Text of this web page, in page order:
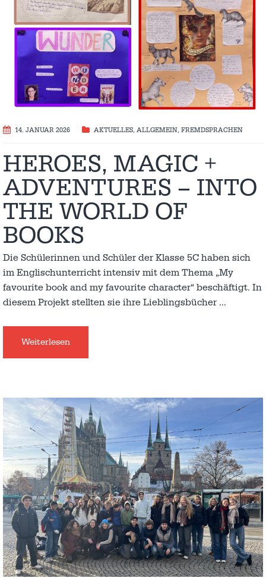
14. JANUAR 2026 AKTUELLES, ALLGEMEIN, FREMDSPRACHEN
HEROES, MAGIC +
ADVENTURES – INTO
THE WORLD OF
BOOKS
Die Schülerinnen und Schüler der Klasse 5C haben sich
im Englischunterricht intensiv mit dem Thema „My
favourite book and my favourite character“ beschäftigt. In
diesem Projekt stellten sie ihre Lieblingsbücher …
Weiterlesen